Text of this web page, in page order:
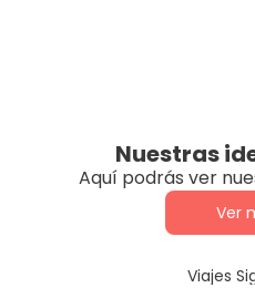
Nuestras
Aquí podrás ver
Ver
Viajes